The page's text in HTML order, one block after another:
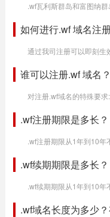
.wf瓦利斯群岛和富图纳
如何进行.wf 域名注
通过我司注册可以即刻生
谁可以注册.wf 域名
对注册.wf域名的特殊要
.wf注册期限是多长？
.wf注册期限从1年到10年
.wf续期期限是多长？
.wf续期期限从1年到10年
.wf域名长度为多少